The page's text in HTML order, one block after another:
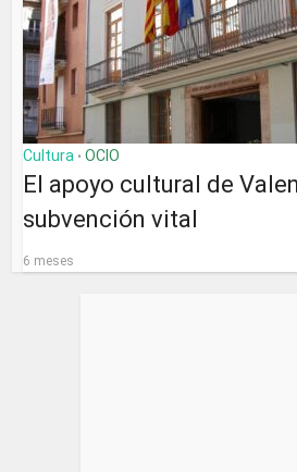
Cultura • OCIO
El apoyo cultural de
subvención vital
6 meses